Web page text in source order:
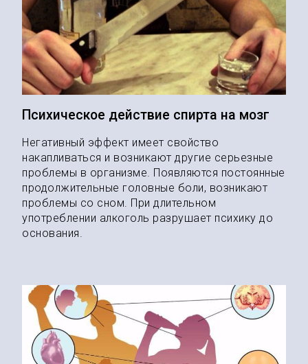
Психическое действие спирта на мозг
Негативный эффект имеет свойство
накапливаться и возникают другие серьезные
проблемы в организме. Появляются постоянные
продолжительные головные боли, возникают
проблемы со сном. При длительном
употреблении алкоголь разрушает психику до
основания.